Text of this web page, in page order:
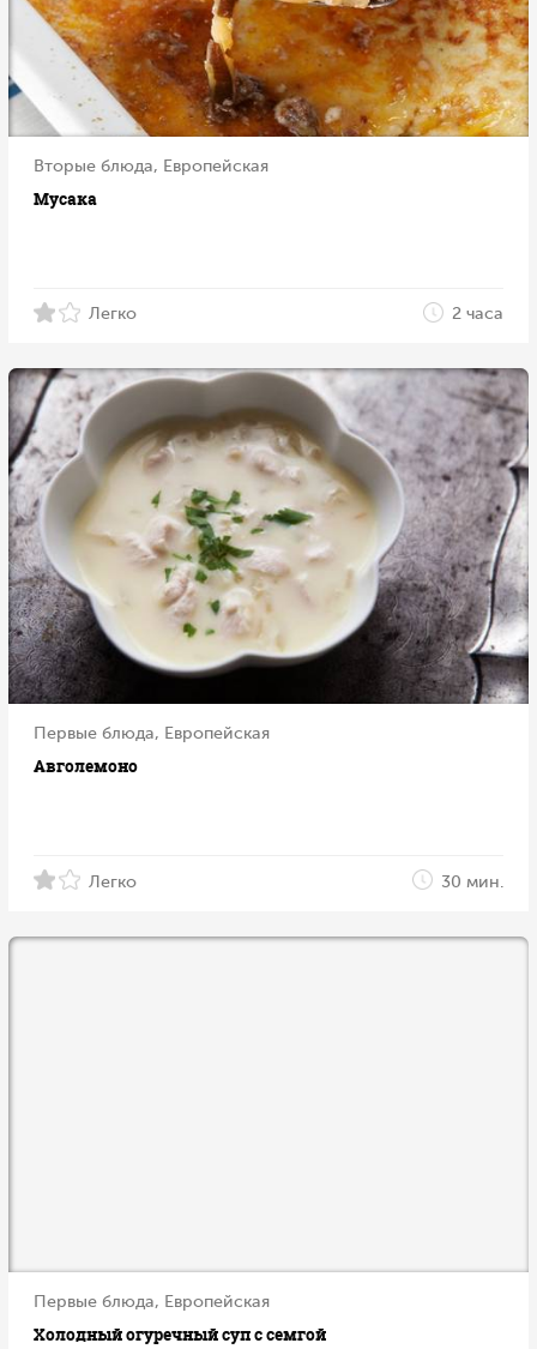
Вторые блюда, Европейская
Мусака
Легко 2 часа
Первые блюда, Европейская
Авголемоно
Легко 30 мин.
Первые блюда, Европейская
Холодный огуречный суп с семгой